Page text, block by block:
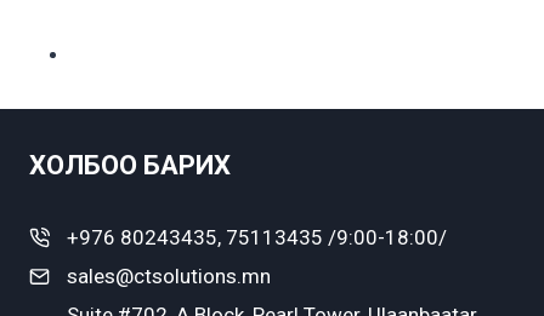
ХОЛБОО БАРИХ
+976 80243435, 75113435 /9:00-18:00/
sales@ctsolutions.mn